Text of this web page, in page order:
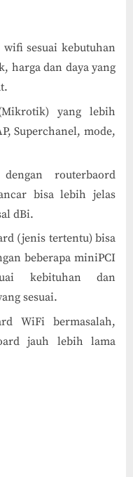
sesuai kebutuhan
harga dan daya yang
yang lebih
Superchanel, mode,
routerbaord
bisa lebih jelas
dBi.
(jenis tertentu) bisa
beberapa miniPCI
kebituhan dan
sesuai.
WiFi bermasalah,
jauh lebih lama